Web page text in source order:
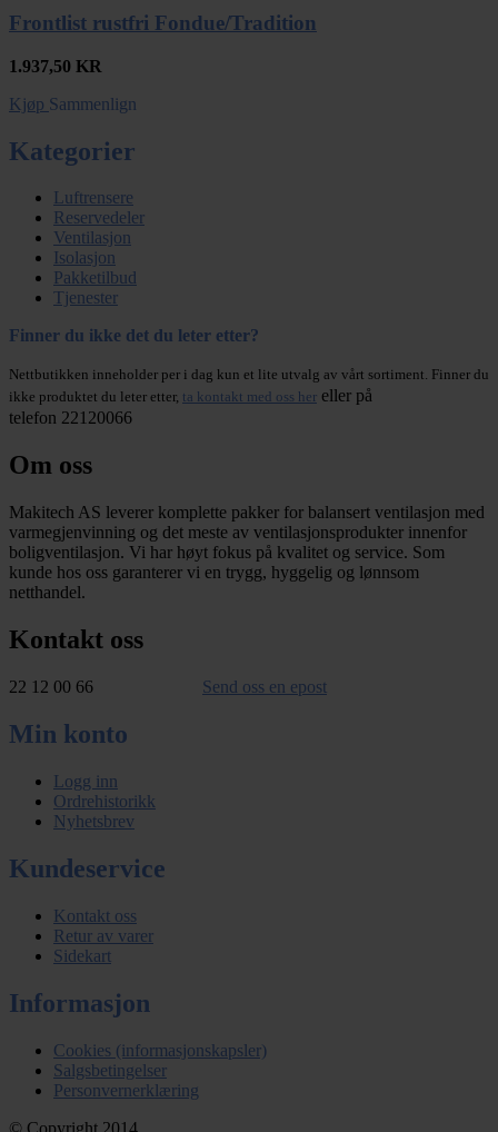
Frontlist rustfri Fondue/Tradition
1.937,50 KR
Kjøp Sammenlign
Kategorier
Luftrensere
Reservedeler
Ventilasjon
Isolasjon
Pakketilbud
Tjenester
Finner du ikke det du leter etter?
Nettbutikken inneholder per i dag kun et lite utvalg av vårt sortiment. Finner du
ikke produktet du leter etter, ta kontakt med oss her eller på
telefon 22120066
Om oss
Makitech AS leverer komplette pakker for balansert ventilasjon med
varmegjenvinning og det meste av ventilasjonsprodukter innenfor
boligventilasjon. Vi har høyt fokus på kvalitet og service. Som
kunde hos oss garanterer vi en trygg, hyggelig og lønnsom
netthandel.
Kontakt oss
22 12 00 66 Send oss en epost
Min konto
Logg inn
Ordrehistorikk
Nyhetsbrev
Kundeservice
Kontakt oss
Retur av varer
Sidekart
Informasjon
Cookies (informasjonskapsler)
Salgsbetingelser
Personvernerklæring
© Copyright 2014.